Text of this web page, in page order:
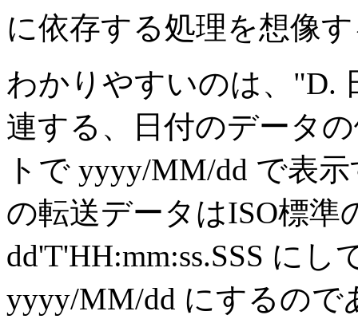
に依存する処理を想像
わかりやすいのは、"D.
連する、日付のデータ
トで yyyy/MM/dd で表
の転送データはISO標準
dd'T'HH:mm:ss.SSS に
yyyy/MM/dd にするの